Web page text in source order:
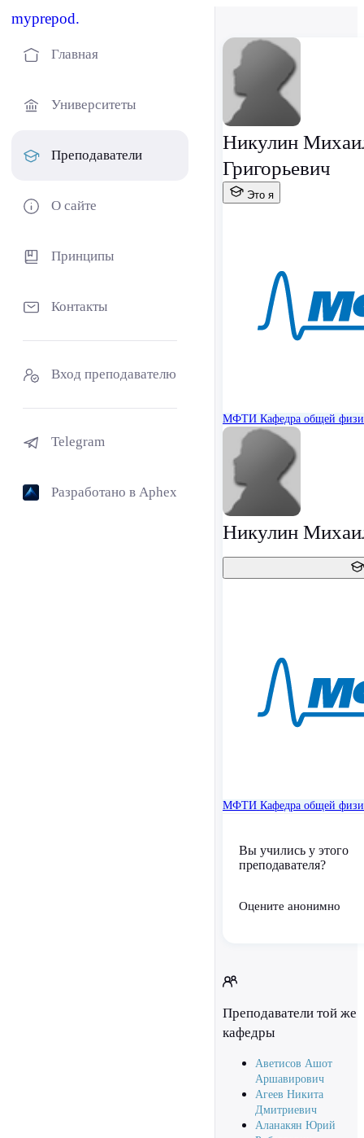
myprepod.
Главная
Университеты
Преподаватели
О сайте
Принципы
Контакты
Вход преподавателю
Telegram
Разработано в Aphex
Никулин
Григорьевич
Это я
МФТИ Кафедра общей
Никулин
МФТИ Кафедра общей
Вы учились у этого
преподавателя?
Оцените анонимно
Преподаватели той же
кафедры
Аветисов Ашот
Аршавирович
Агеев Никита
Дмитриевич
Аланакян Юрий